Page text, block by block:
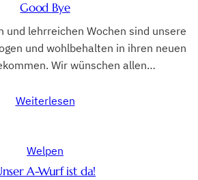
Good Bye
und lehrreichen Wochen sind unsere
und wohlbehalten in ihren neuen
Wir wünschen allen…
Weiterlesen
Welpen
A-Wurf ist da!